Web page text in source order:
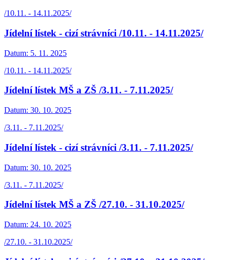
/10.11. - 14.11.2025/
Jídelní lístek - cizí strávníci /10.11. - 14.11.2025/
Datum: 5. 11. 2025
/10.11. - 14.11.2025/
Jídelní lístek MŠ a ZŠ /3.11. - 7.11.2025/
Datum: 30. 10. 2025
/3.11. - 7.11.2025/
Jídelní lístek - cizí strávníci /3.11. - 7.11.2025/
Datum: 30. 10. 2025
/3.11. - 7.11.2025/
Jídelní lístek MŠ a ZŠ /27.10. - 31.10.2025/
Datum: 24. 10. 2025
/27.10. - 31.10.2025/